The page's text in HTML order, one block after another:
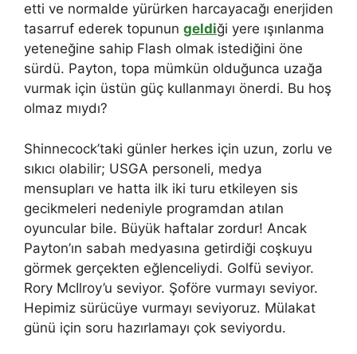
etti ve normalde yürürken harcayacağı enerjiden
tasarruf ederek topunun geldiği yere ışınlanma
yeteneğine sahip Flash olmak istediğini öne
sürdü. Payton, topa mümkün olduğunca uzağa
vurmak için üstün güç kullanmayı önerdi. Bu hoş
olmaz mıydı?
Shinnecock’taki günler herkes için uzun, zorlu ve
sıkıcı olabilir; USGA personeli, medya
mensupları ve hatta ilk iki turu etkileyen sis
gecikmeleri nedeniyle programdan atılan
oyuncular bile. Büyük haftalar zordur! Ancak
Payton’ın sabah medyasına getirdiği coşkuyu
görmek gerçekten eğlenceliydi. Golfü seviyor.
Rory McIlroy’u seviyor. Şoföre vurmayı seviyor.
Hepimiz sürücüye vurmayı seviyoruz. Mülakat
günü için soru hazırlamayı çok seviyordu.